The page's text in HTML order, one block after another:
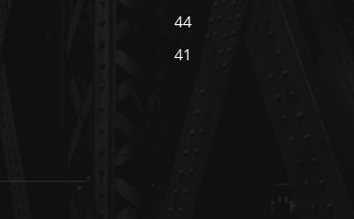
44
41